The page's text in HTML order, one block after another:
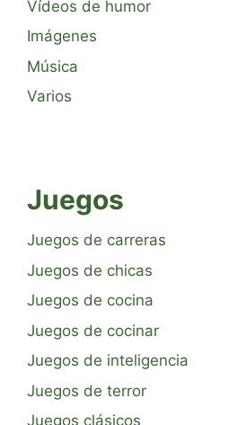
Vídeos de humor
Imágenes
Música
Varios
Juegos
Juegos de carreras
Juegos de chicas
Juegos de cocina
Juegos de cocinar
Juegos de inteligencia
Juegos de terror
Juegos clásicos